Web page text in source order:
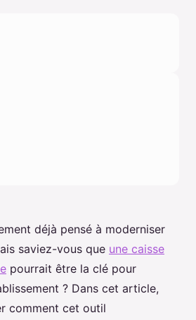
déjà pensé à moderniser
saviez-vous que une caisse
pourrait être la clé pour
? Dans cet article,
comment cet outil